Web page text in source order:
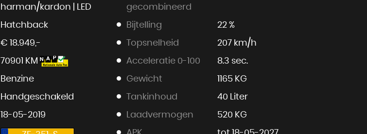
harman/kardon | LED
Hatchback
€ 18.949,-
70901 KM
Benzine
Handgeschakeld
18-05-2019
gecombineerd
Bijtelling 22 %
Topsnelheid 207 km/h
Acceleratie 0-100 8.3 sec.
Gewicht 1165 KG
Tankinhoud 40 Liter
Laadvermogen 520 KG